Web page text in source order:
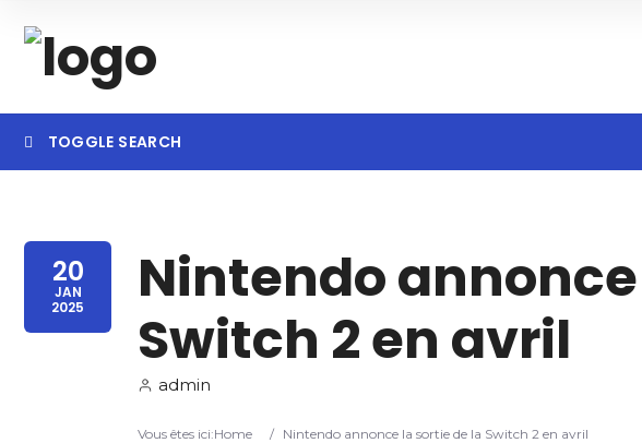
TOGGLE SEARCH
20
JAN
2025
Nintendo
Switch 2 en avril
admin
Vous êtes ici:Home / Nintendo annonce la sortie de la Switch 2 en avril